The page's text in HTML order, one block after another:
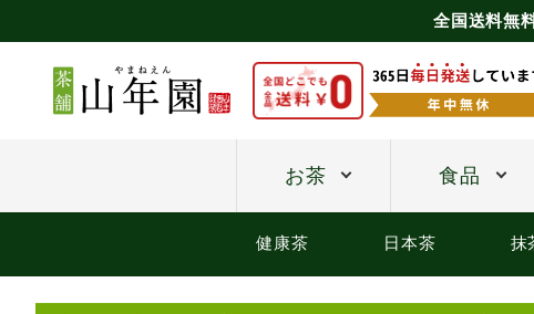
全国送料無
お茶 食品
健康茶 日本茶 抹